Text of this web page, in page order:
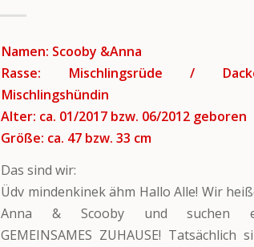
Namen: Scooby &Anna
Rasse: Mischlingsrüde /
Mischlingshündin
Alter: ca. 01/2017 bzw. 06/2012 geboren
Größe: ca. 47 bzw. 33 cm
Das sind wir:
Üdv mindenkinek ähm Hallo Alle! Wir
Anna & Scooby und suchen
GEMEINSAMES ZUHAUSE! Tatsächlich